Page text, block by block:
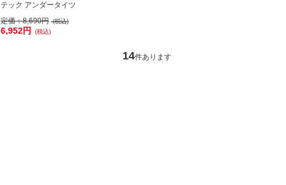
テック アンダータイツ
定価：8,690円 (税込)
6,952円 (税込)
14件あります